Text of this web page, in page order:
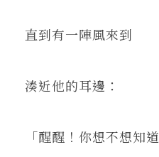
直到有一陣風來到
湊近他的耳邊：
「醒醒！你想不想知道